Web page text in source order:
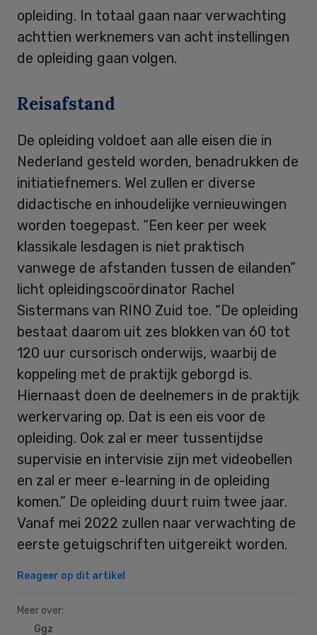
opleiding. In totaal gaan naar verwachting
achttien werknemers van acht instellingen
de opleiding gaan volgen.
Reisafstand
De opleiding voldoet aan alle eisen die in
Nederland gesteld worden, benadrukken de
initiatiefnemers. Wel zullen er diverse
didactische en inhoudelijke vernieuwingen
worden toegepast. “Een keer per week
klassikale lesdagen is niet praktisch
vanwege de afstanden tussen de eilanden”
licht opleidingscoördinator Rachel
Sistermans van RINO Zuid toe. “De opleiding
bestaat daarom uit zes blokken van 60 tot
120 uur cursorisch onderwijs, waarbij de
koppeling met de praktijk geborgd is.
Hiernaast doen de deelnemers in de praktijk
werkervaring op. Dat is een eis voor de
opleiding. Ook zal er meer tussentijdse
supervisie en intervisie zijn met videobellen
en zal er meer e-learning in de opleiding
komen.” De opleiding duurt ruim twee jaar.
Vanaf mei 2022 zullen naar verwachting de
eerste getuigschriften uitgereikt worden.
Reageer op dit artikel
Meer over:
Ggz